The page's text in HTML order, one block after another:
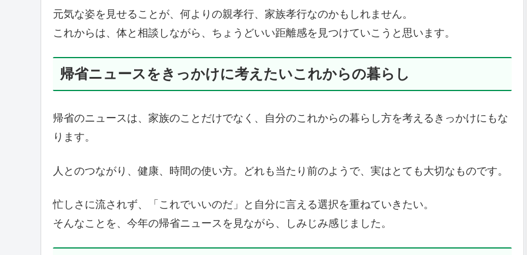
元気な姿を見せることが、何よりの親孝行、家族孝行なのかもしれません。
これからは、体と相談しながら、ちょうどいい距離感を見つけていこうと思います。
帰省ニュースをきっかけに考えたいこれからの暮らし
帰省のニュースは、家族のことだけでなく、自分のこれからの暮らし方を考えるきっかけにもな
ります。
人とのつながり、健康、時間の使い方。どれも当たり前のようで、実はとても大切なものです。
忙しさに流されず、「これでいいのだ」と自分に言える選択を重ねていきたい。
そんなことを、今年の帰省ニュースを見ながら、しみじみ感じました。